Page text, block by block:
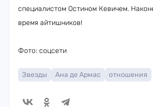
специалистом Остином Кевичем.
время айтишников!
Фото: соцсети
Звезды Ана де Армас отношения